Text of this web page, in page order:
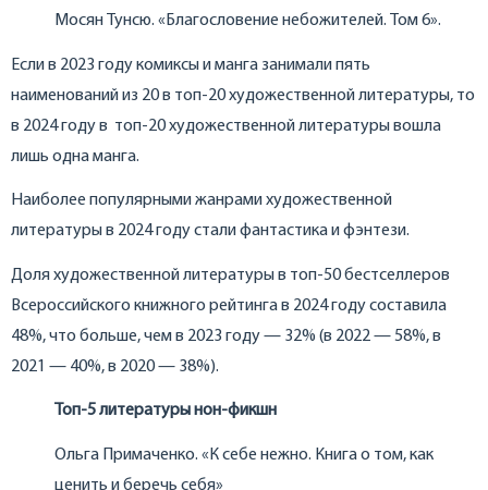
Мосян Тунсю. «Благословение небожителей. Том 6».
Если в 2023 году комиксы и манга занимали пять
наименований из 20 в топ-20 художественной литературы, то
в 2024 году в топ-20 художественной литературы вошла
лишь одна манга.
Наиболее популярными жанрами художественной
литературы в 2024 году стали фантастика и фэнтези.
Доля художественной литературы в топ-50 бестселлеров
Всероссийского книжного рейтинга в 2024 году составила
48%, что больше, чем в 2023 году — 32% (в 2022 — 58%, в
2021 — 40%, в 2020 — 38%).
Топ-5 литературы нон-фикшн
Ольга Примаченко. «К себе нежно. Книга о том, как
ценить и беречь себя»